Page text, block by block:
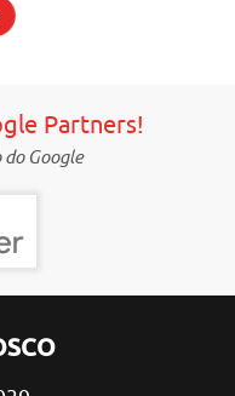
Partners!
Google